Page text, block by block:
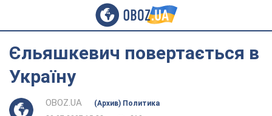
Єльяшкевич повертається в
Україну
OBOZ.UA
(Архив) Политика